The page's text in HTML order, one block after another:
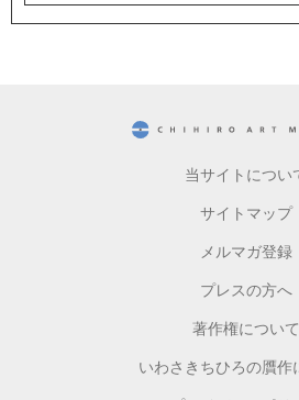
当サイトについ
サイトマップ
メルマガ登録
プレスの方へ
著作権について
いわさきちひろの贋作